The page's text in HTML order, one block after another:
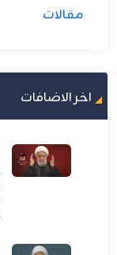
مقالات
اخر الاضافات